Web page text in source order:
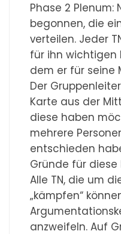
Phase 2 Plenum:
begonnen, die
verteilen. Jeder
für ihn wichtigen
dem er für seine
Der
Karte aus der
diese haben
mehrere
entschieden
Gründe für
Alle TN, die um
„kämpfen“
anzweifeln. Auf